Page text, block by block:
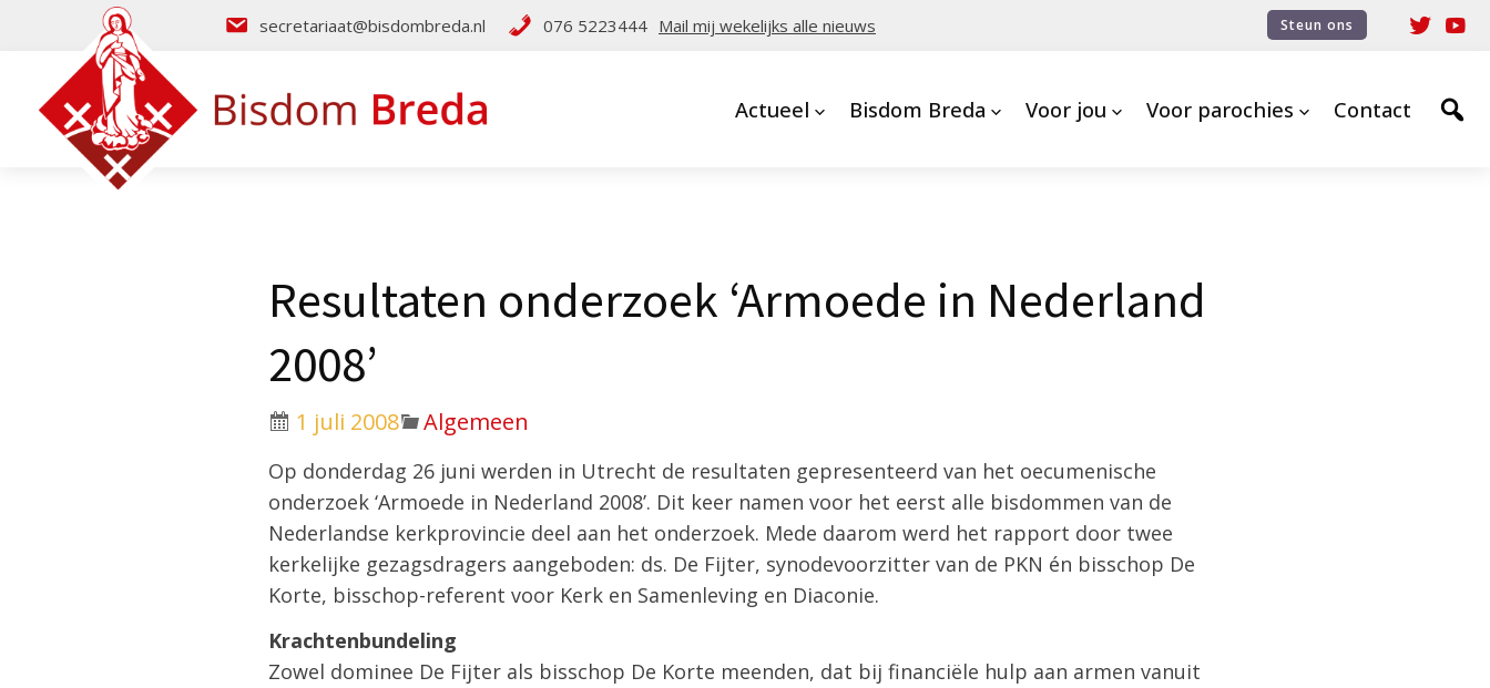
secretariaat@bisdombreda.nl 076 5223444 Mail mij wekelijks alle nieuws Steun ons
Actueel Bisdom Breda Voor jou Voor parochies Contact
Resultaten onderzoek ‘Armoede in Nederland
2008’
1 juli 2008 Algemeen
Op donderdag 26 juni werden in Utrecht de resultaten gepresenteerd van het oecumenische
onderzoek ‘Armoede in Nederland 2008’. Dit keer namen voor het eerst alle bisdommen van de
Nederlandse kerkprovincie deel aan het onderzoek. Mede daarom werd het rapport door twee
kerkelijke gezagsdragers aangeboden: ds. De Fijter, synodevoorzitter van de PKN én bisschop De
Korte, bisschop-referent voor Kerk en Samenleving en Diaconie.
Krachtenbundeling
Zowel dominee De Fijter als bisschop De Korte meenden, dat bij financiële hulp aan armen vanuit